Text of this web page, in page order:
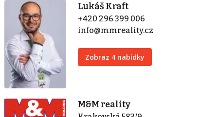
Lukáš Kraft
+420 296 399 006
info@mmreality.cz
Zobraz 4 nabídky
M&M reality